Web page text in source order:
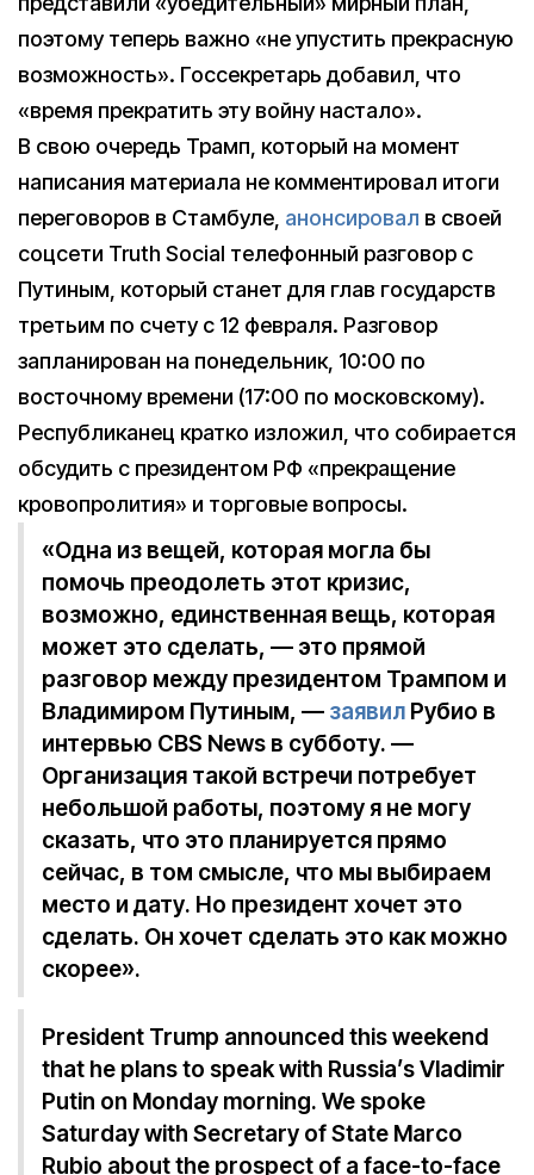
поэтому теперь важно «не упустить прекрасную
возможность». Госсекретарь добавил, что
«время прекратить эту войну настало».
В свою очередь Трамп, который на момент
написания материала не комментировал итоги
переговоров в Стамбуле, анонсировал в своей
соцсети Truth Social телефонный разговор с
Путиным, который станет для глав государств
третьим по счету с 12 февраля. Разговор
запланирован на понедельник, 10:00 по
восточному времени (17:00 по московскому).
Республиканец кратко изложил, что собирается
обсудить с президентом РФ «прекращение
кровопролития» и торговые вопросы.
«Одна из вещей, которая могла бы
помочь преодолеть этот кризис,
возможно, единственная вещь, которая
может это сделать, — это прямой
разговор между президентом Трампом и
Владимиром Путиным, — заявил Рубио в
интервью CBS News в субботу. —
Организация такой встречи потребует
небольшой работы, поэтому я не могу
сказать, что это планируется прямо
сейчас, в том смысле, что мы выбираем
место и дату. Но президент хочет это
сделать. Он хочет сделать это как можно
скорее».
President Trump announced this weekend
that he plans to speak with Russia’s Vladimir
Putin on Monday morning. We spoke
Saturday with Secretary of State Marco
Rubio about the prospect of a face-to-face